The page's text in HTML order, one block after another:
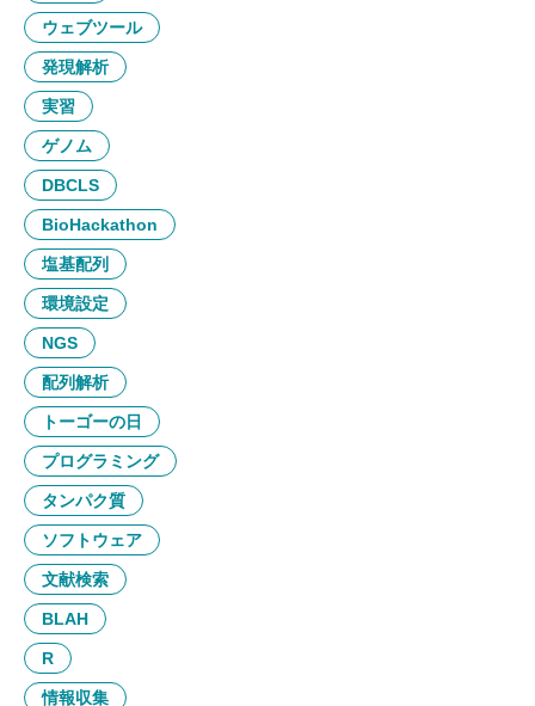
ウェブツール
発現解析
実習
ゲノム
DBCLS
BioHackathon
塩基配列
環境設定
NGS
配列解析
トーゴーの日
プログラミング
タンパク質
ソフトウェア
文献検索
BLAH
R
情報収集